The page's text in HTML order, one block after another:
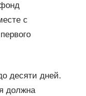
с
десяти дней.
должна